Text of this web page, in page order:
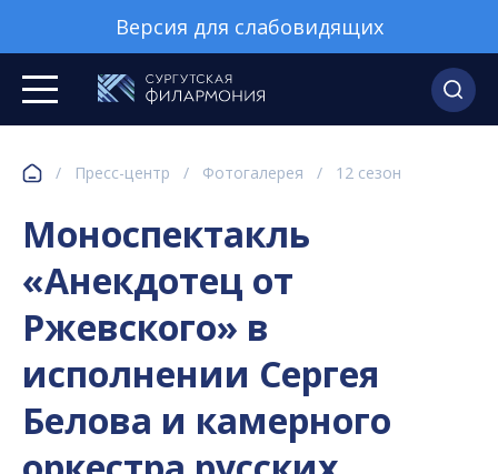
Версия для слабовидящих
/ Пресс-центр / Фотогалерея / 12 сезон
Моноспектакль
«Анекдотец от
Ржевского» в
исполнении Сергея
Белова и камерного